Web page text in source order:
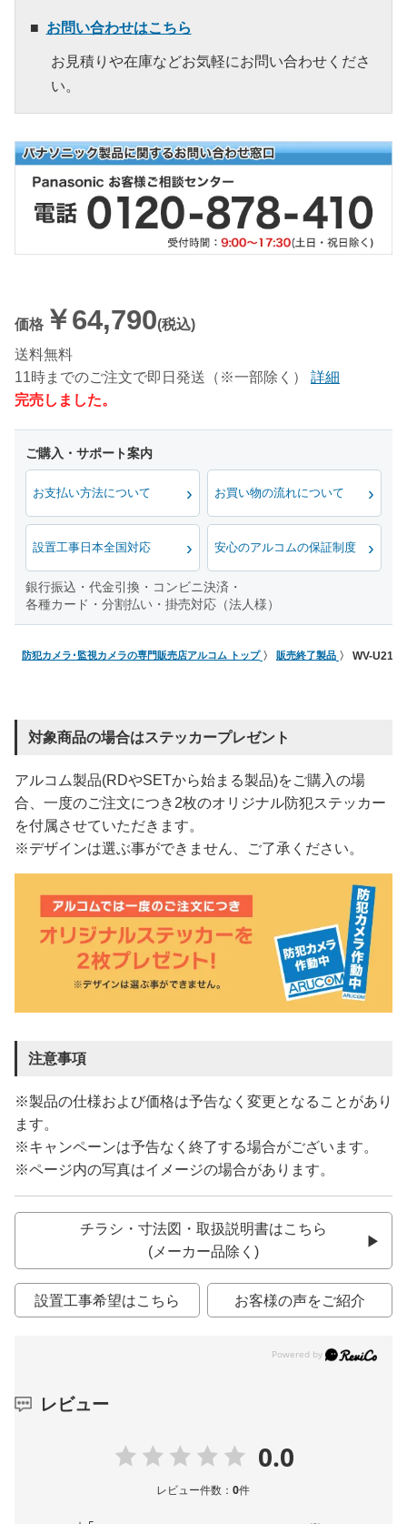
お問い合わせはこちら
お見積りや在庫などお気軽にお問い合わせくださ
い。
価格 ￥64,790(税込)
送料無料
11時までのご注文で即日発送（※一部除く）
詳細
完売しました。
お支払い方法について お買い物の流れについて
設置工事日本全国対応 安心のアルコムの保証制度
銀行振込・代金引換・コンビニ決済・
各種カード・分割払い・掛売対応（法人様）
防犯カメラ･監視カメラの専門販売店アルコム トップ 販売終了製品 WV-
対象商品の場合はステッカープレゼント
アルコム製品(RDやSETから始まる製品)をご購入の場
合、一度のご注文につき2枚のオリジナル防犯ステッカー
を付属させていただきます。
※デザインは選ぶ事ができません、ご了承ください。
注意事項
※製品の仕様および価格は予告なく変更となることがあり
ます。
※キャンペーンは予告なく終了する場合がございます。
※ページ内の写真はイメージの場合があります。
チラシ・寸法図・取扱説明書はこちら
(メーカー品除く)
設置工事希望はこちら お客様の声をご紹介
レビュー
0.0
レビュー件数：0件